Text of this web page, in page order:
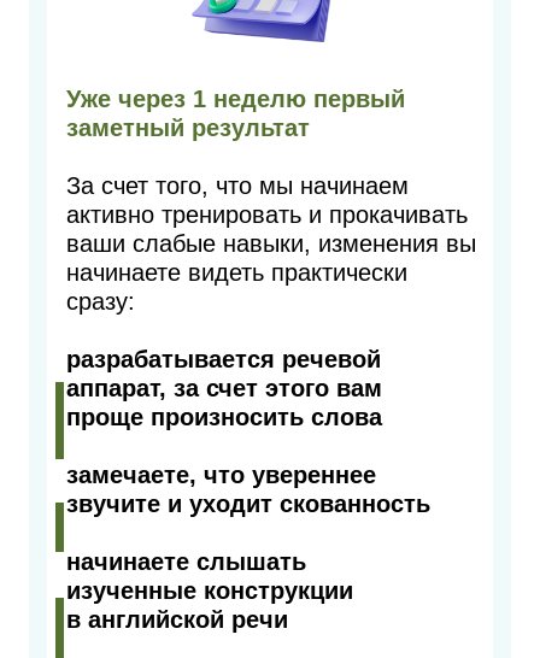
Уже через 1 неделю первый
заметный результат
За счет того, что мы начинаем
активно тренировать и прокачивать
ваши слабые навыки, изменения вы
начинаете видеть практически
сразу:
разрабатывается речевой
аппарат, за счет этого вам
проще произносить слова
замечаете, что увереннее
звучите и уходит скованность
начинаете слышать
изученные конструкции
в английской речи